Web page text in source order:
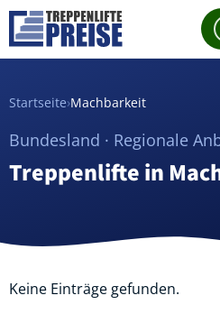
Startseite›Machbarkeit
Bundesland · Regionale
Treppenlifte in
Keine Einträge gefunden.